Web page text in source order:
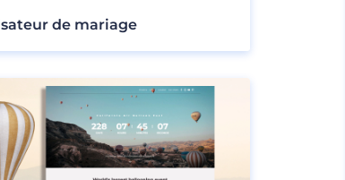
de mariage